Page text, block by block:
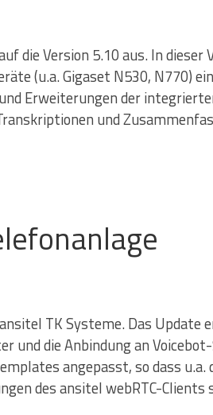
die Version 5.10 aus. In dieser
(u.a. Gigaset N530, N770)
Erweiterungen der
und
TK Systeme. Das Update
die Anbindung an
angepasst, so dass u.a.
des ansitel webRTC-Clients